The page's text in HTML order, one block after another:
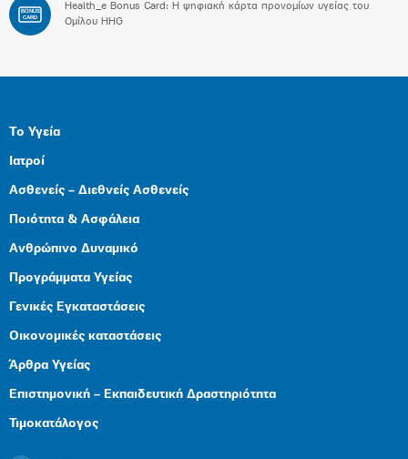
BONUS
CARD
Health_e Bonus Card: H ψηφιακή κάρτα προνομίων υγείας του
Ομίλου HHG
Το Υγεία
Ιατροί
Ασθενείς – Διεθνείς Ασθενείς
Ποιότητα & Ασφάλεια
Ανθρώπινο Δυναμικό
Προγράμματα Υγείας
Γενικές Εγκαταστάσεις
Οικονομικές καταστάσεις
Άρθρα Υγείας
Επιστημονική – Εκπαιδευτική Δραστηριότητα
Τιμοκατάλογος